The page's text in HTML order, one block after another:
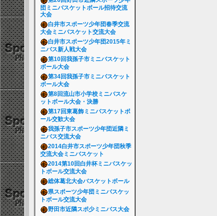
団ミニバスケットボール招待交流
大会
白井市スポーツ少年団春季交流
大会ミニバスケット交流大会
白井市スポーツ少年団2015年ミ
ニバス新人戦大会
第10回我孫子市ミニバスケット
ボール大会
第34回我孫子市ミニバスケット
ボール大会
第8回流山市小学校ミニバスケ
ットボール大会・決勝
第17回東葛飾ミニバスケットボ
ール交歓大会
我孫子市スポーツ少年団近隣ミ
ニバス交流大会
2014白井市スポーツ少年団秋季
交流大会ミニバスケット
2014第10回白井杯ミニバスケッ
トボール交流大会
総体葛北大会バスケットボール
県スポーツ少年団ミニバスケッ
トボール交流大会
野田市近隣スポ少ミニバス大会